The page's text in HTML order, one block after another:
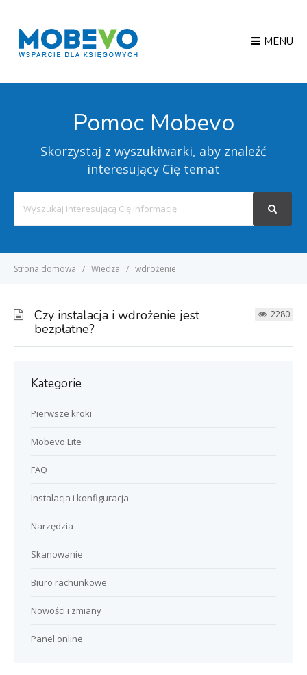
MENU
Pomoc Mobevo
Skorzystaj z wyszukiwarki, aby znaleźć
interesujący Cię temat
For
Strona domowa Wiedza wdrożenie
Czy instalacja i wdrożenie jest
bezpłatne?
2280
Kategorie
Pierwsze kroki
Mobevo Lite
FAQ
Instalacja i konfiguracja
Narzędzia
Skanowanie
Biuro rachunkowe
Nowości i zmiany
Panel online